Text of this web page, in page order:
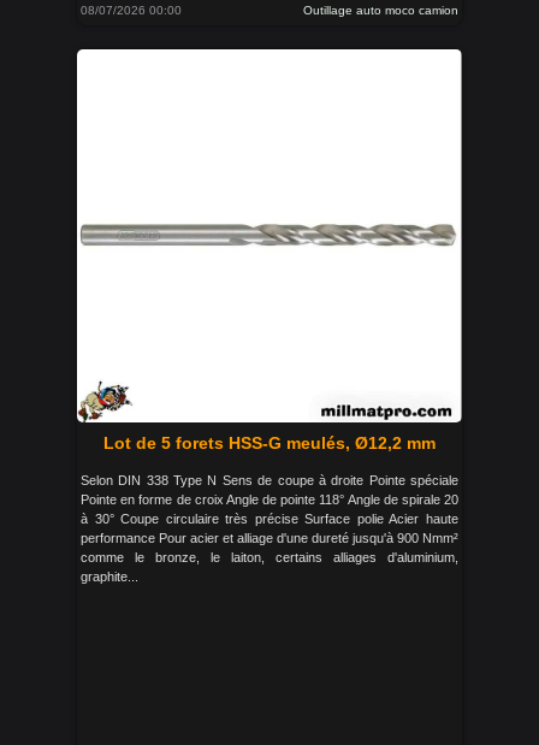
08/07/2026 00:00 Outillage auto moco camion
Lot de 5 forets HSS-G meulés, Ø12,2 mm
Selon DIN 338 Type N Sens de coupe à droite Pointe spéciale
Pointe en forme de croix Angle de pointe 118° Angle de spirale 20
à 30° Coupe circulaire très précise Surface polie Acier haute
performance Pour acier et alliage d'une dureté jusqu'à 900 Nmm²
comme le bronze, le laiton, certains alliages d'aluminium,
graphite...